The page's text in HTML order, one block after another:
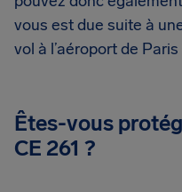
vous est due suite à
vol à l’aéroport de
Êtes-vous
CE 261 ?